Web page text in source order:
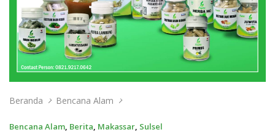
Beranda Bencana Alam
Bencana Alam, Berita, Makassar, Sulsel